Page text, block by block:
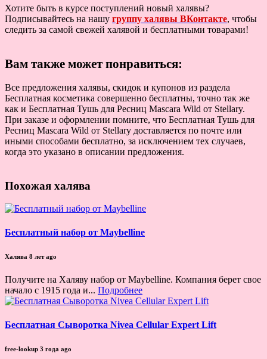
Хотите быть в курсе поступлений новый халявы?
Подписывайтесь на нашу группу халявы ВКонтакте, чтобы
следить за самой свежей халявой и бесплатными товарами!
Вам также может понравиться:
Все предложения халявы, скидок и купонов из раздела
Бесплатная косметика совершенно бесплатны, точно так же
как и Бесплатная Тушь для Ресниц Mascara Wild от Stellary.
При заказе и оформлении помните, что Бесплатная Тушь для
Ресниц Mascara Wild от Stellary доставляется по почте или
иными способами бесплатно, за исключением тех случаев,
когда это указано в описании предложения.
Похожая халява
Бесплатный набор от Maybelline
Халява 8 лет ago
Получите на Халяву набор от Maybelline. Компания берет свое
начало с 1915 года и... Подробнее
Бесплатная Сыворотка Nivea Cellular Expert Lift
free-lookup 3 года ago